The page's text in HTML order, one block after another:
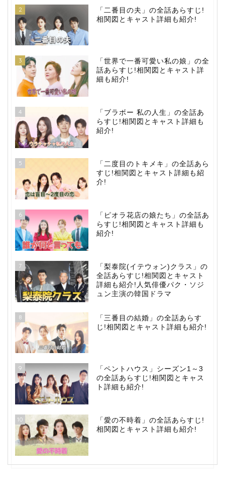
2
「二番目の夫」の全話あらすじ!
相関図とキャスト詳細も紹介!
3
「世界で一番可愛い私の娘」の全
話あらすじ!相関図とキャスト詳
細も紹介!
4
「ブラボー 私の人生」の全話あ
らすじ!相関図とキャスト詳細も
紹介!
5
「二度目のトキメキ」の全話あら
すじ!相関図とキャスト詳細も紹
介!
6
「ピオラ花店の娘たち」の全話あ
らすじ!相関図とキャスト詳細も
紹介!
7
「梨泰院(イテウォン)クラス」の
全話あらすじ!相関図とキャスト
詳細も紹介!人気俳優パク・ソジ
ュン主演の韓国ドラマ
8
「三番目の結婚」の全話あらす
じ!相関図とキャスト詳細も紹介!
9
「ペントハウス」シーズン1～3
の全話あらすじ!相関図とキャス
ト詳細も紹介!
10
「愛の不時着」の全話あらすじ!
相関図とキャスト詳細も紹介!